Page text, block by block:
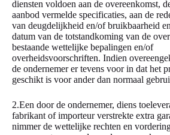
diensten voldoen aan de overeenkomst,
aanbod vermelde specificaties, aan de
van deugdelijkheid en/of bruikbaarheid
datum van de totstandkoming van de
bestaande wettelijke bepalingen en/of
overheidsvoorschriften. Indien
de ondernemer er tevens voor in dat het
geschikt is voor ander dan normaal
2.Een door de ondernemer, diens
fabrikant of importeur verstrekte extra
nimmer de wettelijke rechten en